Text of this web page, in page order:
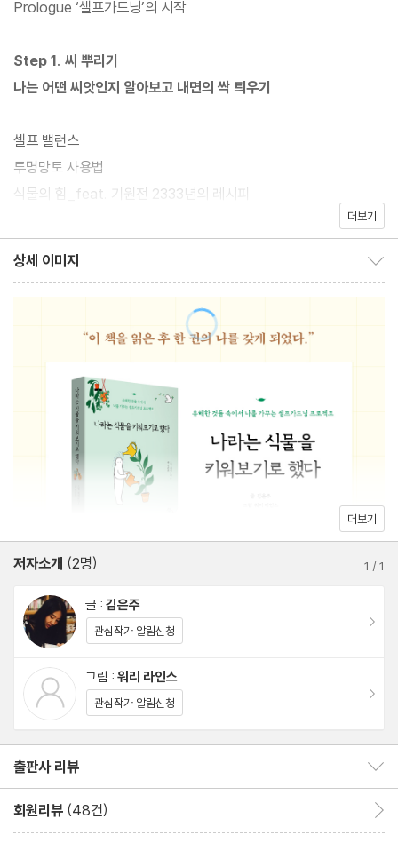
매일 나를 가꾸는 ‘셀프가드닝(Self Gardening)’을 시작하자.
2개국 100만 독자의 사랑을 받은 [1cm 시리즈]의 김은주 작가, 그
리고 런던 박물관 ‘웰컴 콜렉션’ 전시, 하버드 대학 창의력 강화 프로
그램 ‘프로젝트 제로’ 참여 작가 워리라인스(Worry Lines)가 국경
『나라는 식물을 키워보기로 했다』는 통찰과 공감을 주는 글, 그리고
의적인 방식으로 위로를 건넨다. 가령, 나 자신을 위해 좀 더 시간을
낭비하기를 권하고, 울기에 가장 안전한 장소를 묻고 눈물과 울음을
러처럼 퍼스널 단어장을 마련해 더 나은 내면의 나를 만날 수 있는
방법을 안내하며, 지친 하루 끝에 샤워를 하듯 심리적 샤워를 제안하
고, 유명인이 아닌 나 스스로를 인터뷰할 기회를 마련해 주기도 한
이 책을 읽다보면 휑했던 내 마음의 베란다에 녹색의 싱그러운 식물
한 그루, 바로 ‘나’라는 식물이 새순을 싹틔우는 걸 발견할 수 있을
나와 내 일상을 가꾸는 셀프가드닝을 시작해보자. 나를 사랑하고 나
에 대해 더 알아가며, 유일하기에 가장 아름다운 ‘나’라는 식물을 키
워나갈 수 있을 것이다. 셀프가드닝은 작지만 그렇게 시작하는 것이
다. 그리고 이 여정의 끝에서 이렇게 이야기할 수 있을 것이다. “이
책을 읽은 후 한 권의 나를 갖게 되었다”고.
Prologue ‘셀프가드닝’의 시작
Step 1. 씨 뿌리기
나는 어떤 씨앗인지 알아보고 내면의 싹 틔우기
셀프 밸런스
투명망토 사용법
식물의 힘_feat. 기원전 2333년의 레시피
꽃의 말을 듣는 하루
나를 알되 나를 규정하지 않기
일단 펼쳐보‘길’
화병 같은 사람
오늘 기분이 어때요?
가드닝, 셀프가드닝
내 몸을 사랑하지 않고서는 나를 온전히 사랑할 수 없다
울기에 가장 안전한 장소
나르시시즘이라는 프리즘
당신에게 하고픈 인사
한 손에는 커피를, 다른 한 손에는 나침반을
Step 2. 적당한 물 주기
인생이 버거울 때는 커다란 결정이 아닌 매일의 작은 실천을
틈틈이 시간 플렉스Flex
정리하기, 씻기, 달리기
삶과 여름방학의 공통점_버킷 리스트 말고 재킷 리스트
더보기
상세 이미지
더보기
저자소개 (2명) 1 /1
글 : 김은주
관심작가 알림신청
그림 : 워리 라인스
관심작가 알림신청
출판사 리뷰
회원리뷰 (48건)